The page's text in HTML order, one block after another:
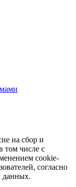
на сбор и
том числе с
cookie-
согласно
данных.